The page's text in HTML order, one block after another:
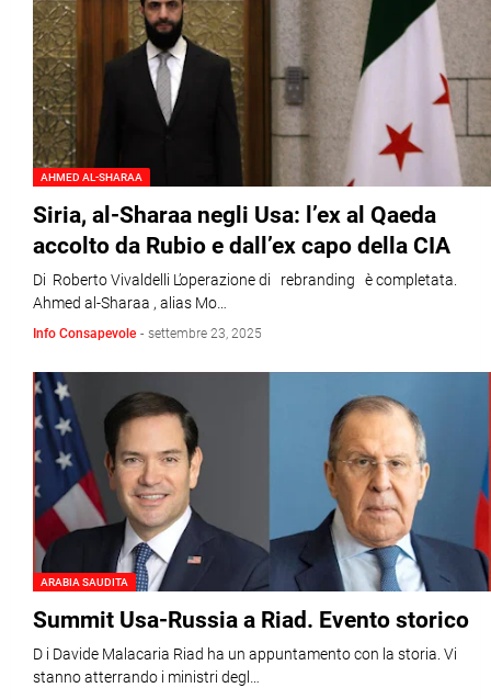
AHMED AL-SHARAA
Siria, al-Sharaa negli Usa: l’ex al Qaeda
accolto da Rubio e dall’ex capo della CIA
Di Roberto Vivaldelli L’operazione di rebranding è completata.
Ahmed al-Sharaa , alias Mo…
Info Consapevole - settembre 23, 2025
ARABIA SAUDITA
Summit Usa-Russia a Riad. Evento storico
D i Davide Malacaria Riad ha un appuntamento con la storia. Vi
stanno atterrando i ministri degl…